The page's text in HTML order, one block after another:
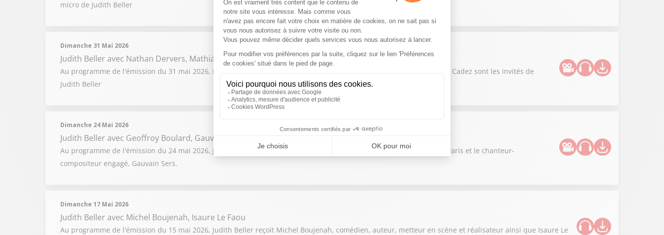
micro de Judith Beller
Dimanche 31 Mai 2026
Judith Beller avec Nathan Dervers, Mathias et Julien Cadez
Au programme de l'émission du 31 mai 2026, Nathan Dervers, Philosophe, essayiste et romancier et Mathias et Julien Cadez sont les invités de
Judith Beller
Dimanche 24 Mai 2026
Judith Beller avec Geoffroy Boulard, Gauvain Sers
Au programme de l'émission du 24 mai 2026, Judith Beller reçoit Geoffroy Boulard, maire du 17e arrondissement de Paris et le chanteur-
compositeur engagé, Gauvain Sers.
Dimanche 17 Mai 2026
Judith Beller avec Michel Boujenah, Isaure Le Faou
Au programme de l'émission du 15 mai 2026, Judith Beller reçoit Michel Boujenah, comédien, auteur, metteur en scène et réalisateur ainsi que Isaure Le